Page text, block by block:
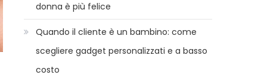
donna è più felice
Quando il cliente è un bambino: come
scegliere gadget personalizzati e a basso
costo